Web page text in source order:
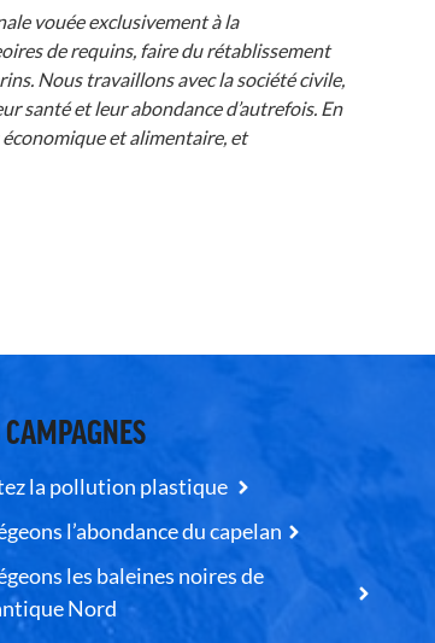
vouée exclusivement à la
de requins, faire du rétablissement
Nous travaillons avec la société civile,
santé et leur abondance d’autrefois. En
et alimentaire, et
CAMPAGNES
la pollution plastique
l’abondance du capelan
les baleines noires de
Nord